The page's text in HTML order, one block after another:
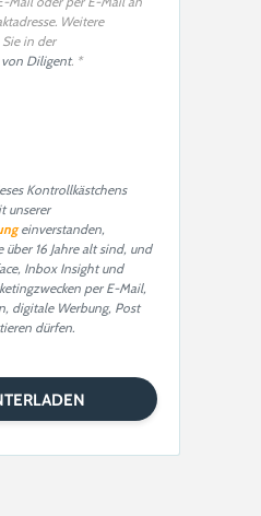
Weitere
in der
von Diligent. *
Kontrollkästchens
unserer
einverstanden,
über 16 Jahre alt sind, und
Inbox Insight und
per E-Mail,
digitale Werbung, Post
dürfen.